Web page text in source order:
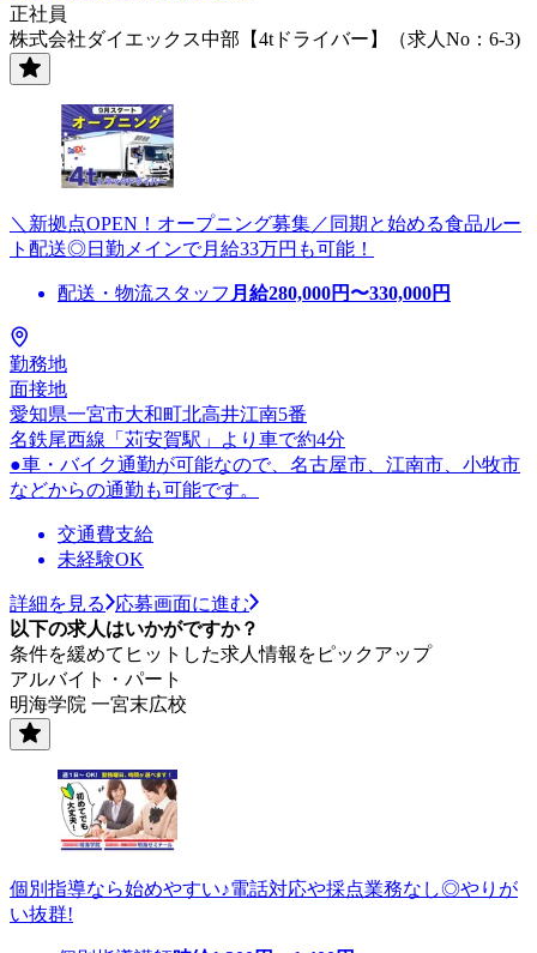
正社員
株式会社ダイエックス中部【4tドライバー】（求人No：6-3)
＼新拠点OPEN！オープニング募集／同期と始める食品ルー
ト配送◎日勤メインで月給33万円も可能！
配送・物流スタッフ 月給280,000円〜330,000円
勤務地
面接地
愛知県一宮市大和町北高井江南5番
名鉄尾西線「苅安賀駅」より車で約4分
●車・バイク通勤が可能なので、名古屋市、江南市、小牧市
などからの通勤も可能です。
交通費支給
未経験OK
詳細を見る
応募画面に進む
以下の求人はいかがですか？
条件を緩めてヒットした求人情報をピックアップ
アルバイト・パート
明海学院 一宮末広校
個別指導なら始めやすい♪電話対応や採点業務なし◎やりが
い抜群!